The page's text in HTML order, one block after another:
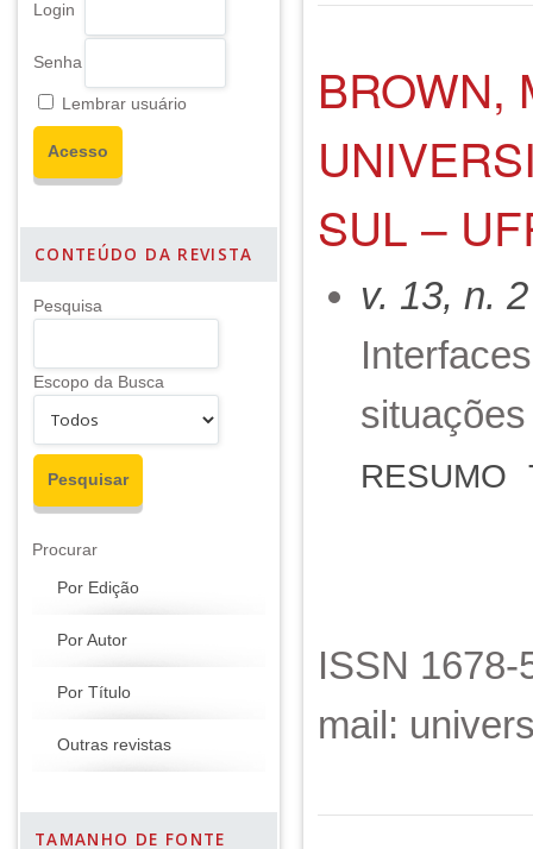
Login
Senha
Lembrar usuário
CONTEÚDO DA REVISTA
Pesquisa
Escopo da Busca
Procurar
Por Edição
Por Autor
Por Título
Outras revistas
TAMANHO DE FONTE
BROWN,
SUL –
v. 13, n.
RESUMO
ISSN
mail: